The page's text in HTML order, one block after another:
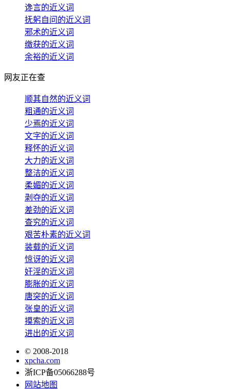
谗言的近义词
抚躬自问的近义词
邪术的近义词
缴获的近义词
余裕的近义词
网友正在查
顺其自然的近义词
粗通的近义词
少焉的近义词
文字的近义词
释怀的近义词
大力的近义词
整洁的近义词
柔媚的近义词
剥夺的近义词
差劲的近义词
查究的近义词
艰苦朴素的近义词
装载的近义词
惊讶的近义词
奸淫的近义词
膨胀的近义词
唐突的近义词
张皇的近义词
摸索的近义词
进出的近义词
© 2008-2018
xpcha.com
浙ICP备05066288号
网站地图